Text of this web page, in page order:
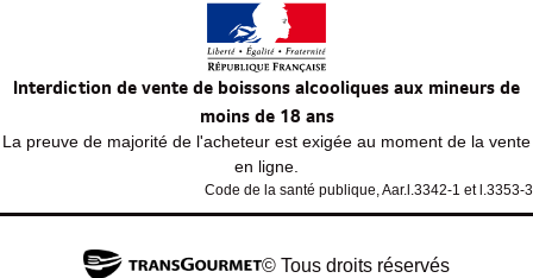
Interdiction de vente de boissons alcooliques aux mineurs de
moins de 18 ans
La preuve de majorité de l'acheteur est exigée au moment de la vente
en ligne.
Code de la santé publique, Aar.l.3342-1 et l.3353-3
© Tous droits réservés